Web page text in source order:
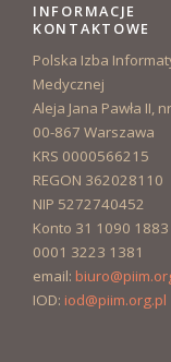
INFORMACJE
KONTAKTOWE
Polska Izba
Medycznej
Aleja Jana Pawła II,
00-867 Warszawa
KRS 0000566215
REGON 362028110
NIP 5272740452
Konto 31 1090
0001 3223 1381
email:
IOD: iod@piim.org.pl